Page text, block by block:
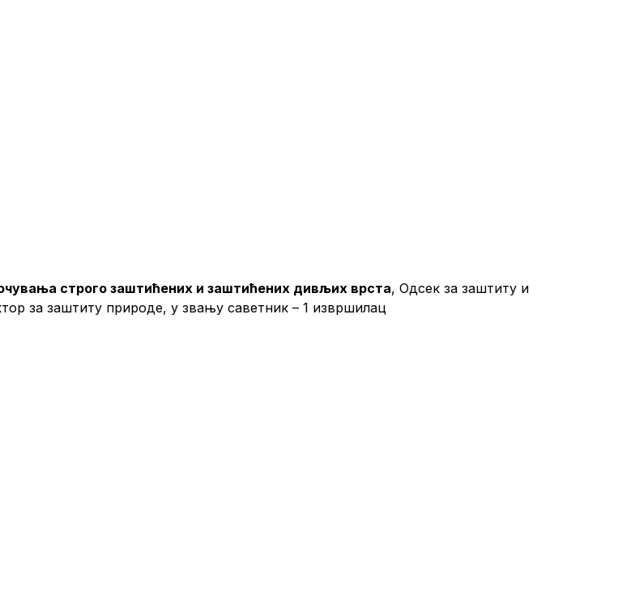
строго заштићених и заштићених дивљих врста, Одсек за заштиту и
за заштиту природе, у звању саветник – 1 извршилац